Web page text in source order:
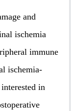
and
ischemia
immune
ischemia-
in